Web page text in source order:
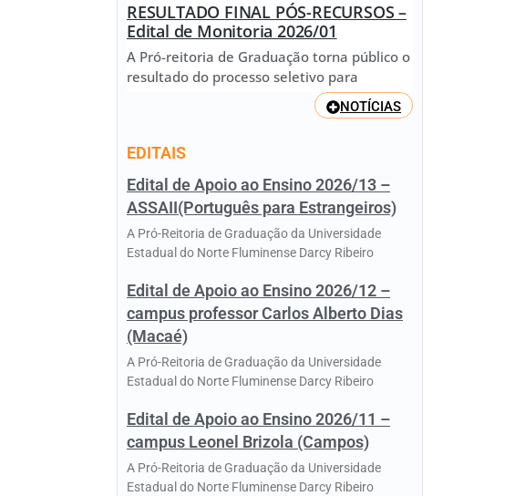
RESULTADO FINAL PÓS-RECURSOS –
Edital de Monitoria 2026/01
A Pró-reitoria de Graduação torna público o
resultado do processo seletivo para
NOTÍCIAS
EDITAIS
Edital de Apoio ao Ensino 2026/13 –
ASSAII(Português para Estrangeiros)
A Pró-Reitoria de Graduação da Universidade
Estadual do Norte Fluminense Darcy Ribeiro
Edital de Apoio ao Ensino 2026/12 –
campus professor Carlos Alberto Dias
(Macaé)
A Pró-Reitoria de Graduação da Universidade
Estadual do Norte Fluminense Darcy Ribeiro
Edital de Apoio ao Ensino 2026/11 –
campus Leonel Brizola (Campos)
A Pró-Reitoria de Graduação da Universidade
Estadual do Norte Fluminense Darcy Ribeiro